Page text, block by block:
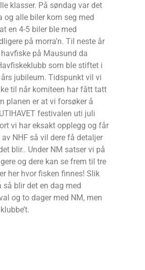
klasser. På søndag var det
og alle biler kom seg med
en 4-5 biler ble med
på morra’n. Til neste år
på Mausund da
som ble stiftet i
jubileum. Tidspunkt vil vi
til når komiteen har fått tatt
planen er at vi forsøker å
festivalen uti juli
vi har eksakt opplegg og får
NHF så vil dere få detaljer
blir.. Under NM satser vi på
og dere kan se frem til tre
her hvor fisken finnes! Slik
så blir det en dag med
og to dager med NM, men